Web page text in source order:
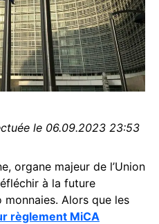
le 06.09.2023 23:53
organe majeur de l’Union
à la future
Alors que les
règlement MiCA